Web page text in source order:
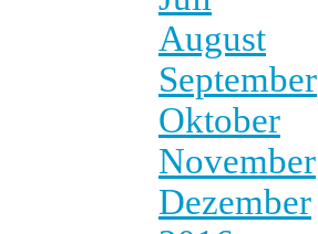
August
September
Oktober
November
Dezember